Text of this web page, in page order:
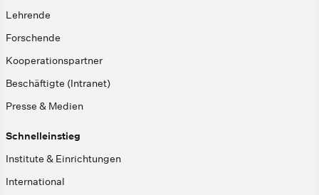
Lehrende
Forschende
Kooperationspartner
Beschäftigte (Intranet)
Presse & Medien
Schnelleinstieg
Institute & Einrichtungen
International